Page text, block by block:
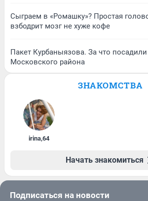
Сыграем в «Ромашку»? Простая
взбодрит мозг не хуже кофе
Пакет Курбаныязова. За что
Московского района
ЗНАКОМСТВА
irina,64
Начать знакомиться
Подписаться на новости